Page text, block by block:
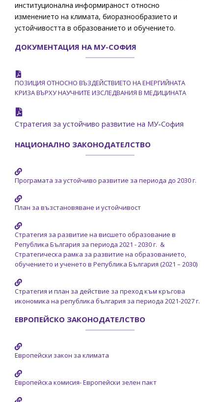
институционална информираност относно
изменението на климата, биоразнообразието и
устойчивостта в образованието и обучението.
ДОКУМЕНТАЦИЯ НА МУ-СОФИЯ
ПОЗИЦИЯ ОТНОСНО ВЪЗДЕЙСТВИЕТО НА ЕНЕРГИЙНАТА
КРИЗА ВЪРХУ НАУЧНИТЕ ИЗСЛЕДВАНИЯ В МЕДИЦИНАТА
Стратегия за устойчиво развитие на МУ-София
НАЦИОНАЛНО ЗАКОНОДАТЕЛСТВО
Програмата за устойчиво развитие за периода до 2030 г.
План за възстановяване и устойчивост
Стратегия за развитие на висшето образование в
Република България за периода 2021 - 2030 г. &
Стратегическа рамка за развитие на образованието,
обучението и ученето в Република България (2021 – 2030)
Стратегия и план за действие за преход към кръгова
икономика на република българия за периода 2021-2027 г.
ЕВРОПЕЙСКО ЗАКОНОДАТЕЛСТВО
Европейски закон за климата
Европейска комисия- Европейски зелен пакт